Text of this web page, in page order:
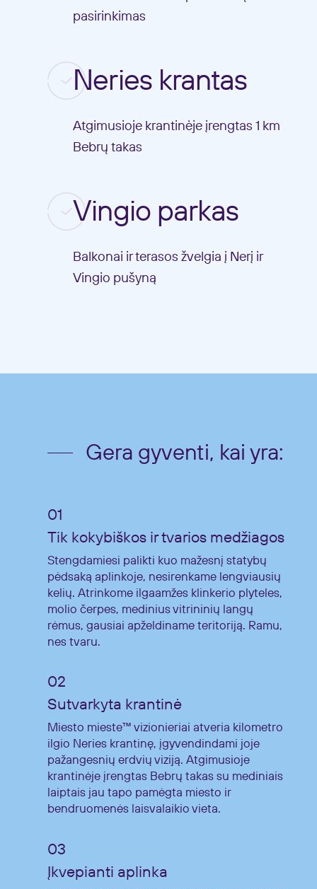
pasirinkimas
Neries krantas
Atgimusioje krantinėje įrengtas 1 km
Bebrų takas
Vingio parkas
Balkonai ir terasos žvelgia į Nerį ir
Vingio pušyną
Gera gyventi, kai yra:
Tik kokybiškos ir tvarios medžiagos
Stengdamiesi palikti kuo mažesnį statybų
pėdsaką aplinkoje, nesirenkame lengviausių
kelių. Atrinkome ilgaamžes klinkerio plyteles,
molio čerpes, medinius vitrininių langų
rėmus, gausiai apželdiname teritoriją. Ramu,
nes tvaru.
Sutvarkyta krantinė
Miesto mieste™ vizionieriai atveria kilometro
ilgio Neries krantinę, įgyvendindami joje
pažangesnių erdvių viziją. Atgimusioje
krantinėje įrengtas Bebrų takas su mediniais
laiptais jau tapo pamėgta miesto ir
bendruomenės laisvalaikio vieta.
Įkvepianti aplinka